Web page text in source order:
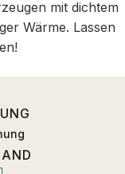
mit dichtem
Wärme. Lassen